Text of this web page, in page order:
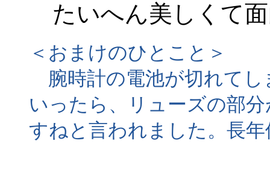
たいへん美しくて
＜おまけのひとこと＞
腕時計の電池が切れてし
いったら、リューズの部
すねと言われました。長